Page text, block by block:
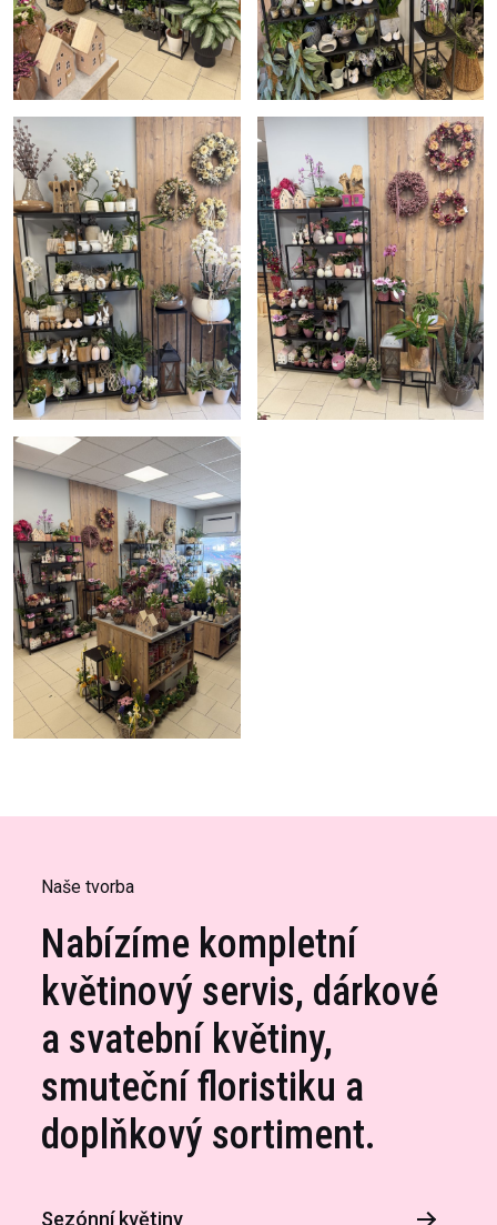
Naše tvorba
Nabízíme kompletní
květinový servis, dárkové
a svatební květiny,
smuteční floristiku a
doplňkový sortiment.
Sezónní květiny